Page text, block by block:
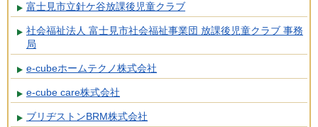
富士見市立針ケ谷放課後児童クラブ
社会福祉法人 富士見市社会福祉事業団 放課後児童クラブ 事務
局
e-cubeホームテクノ株式会社
e-cube care株式会社
ブリヂストンBRM株式会社